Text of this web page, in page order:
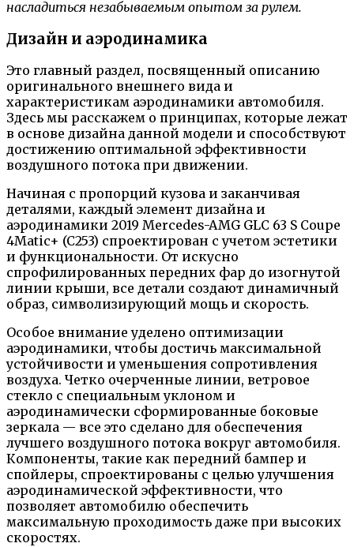
насладиться незабываемым опытом за рулем.
Дизайн и аэродинамика
Это главный раздел, посвященный описанию
оригинального внешнего вида и
характеристикам аэродинамики автомобиля.
Здесь мы расскажем о принципах, которые лежат
в основе дизайна данной модели и способствуют
достижению оптимальной эффективности
воздушного потока при движении.
Начиная с пропорций кузова и заканчивая
деталями, каждый элемент дизайна и
аэродинамики 2019 Mercedes-AMG GLC 63 S Coupe
4Matic+ (C253) спроектирован с учетом эстетики
и функциональности. От искусно
спрофилированных передних фар до изогнутой
линии крыши, все детали создают динамичный
образ, символизирующий мощь и скорость.
Особое внимание уделено оптимизации
аэродинамики, чтобы достичь максимальной
устойчивости и уменьшения сопротивления
воздуха. Четко очерченные линии, ветровое
стекло с специальным уклоном и
аэродинамически сформированные боковые
зеркала — все это сделано для обеспечения
лучшего воздушного потока вокруг автомобиля.
Компоненты, такие как передний бампер и
спойлеры, спроектированы с целью улучшения
аэродинамической эффективности, что
позволяет автомобилю обеспечить
максимальную проходимость даже при высоких
скоростях.